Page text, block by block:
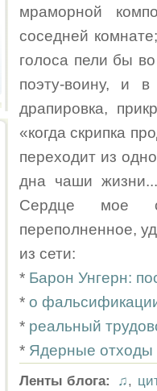
мраморной
соседней
голоса пели бы
поэту-воину, и
драпировка,
«когда скрипка
переходит из
дна чаши
Сердце мое
переполненное,
из сети:
* Барон Унгерн:
* о
* реальный
* Ядерные отходы
Ленты блога: ♫,